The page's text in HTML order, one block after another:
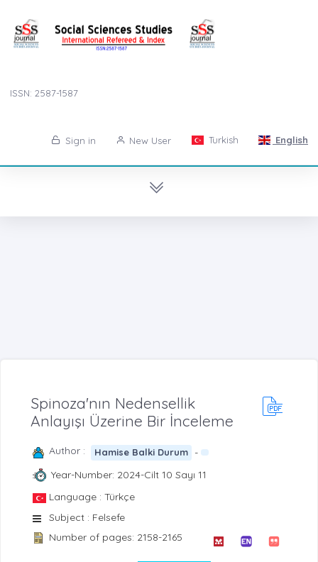
ISSN: 2587-1587
Sign in New User Turkish English
Spinoza'nın Nedensellik
Anlayışı Üzerine Bir İnceleme
Author : Hamise Balki Durum
-
Year-Number: 2024-Cilt 10 Sayı 11
Language : Türkçe
Subject : Felsefe
Number of pages: 2158-2165